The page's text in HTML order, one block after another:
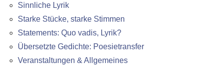
Sinnliche Lyrik
Starke Stücke, starke Stimmen
Statements: Quo vadis, Lyrik?
Übersetzte Gedichte: Poesietransfer
Veranstaltungen & Allgemeines